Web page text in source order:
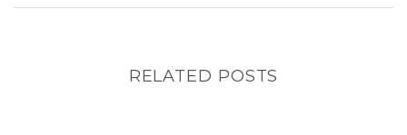
RELATED POSTS